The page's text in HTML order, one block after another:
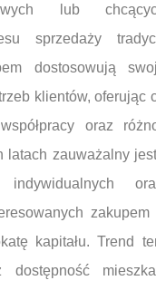
lub
sprzedaży
dostosowują
klientów, oferując
oraz
latach zauważalny
indywidualnych
kapitału. Trend
dostępność